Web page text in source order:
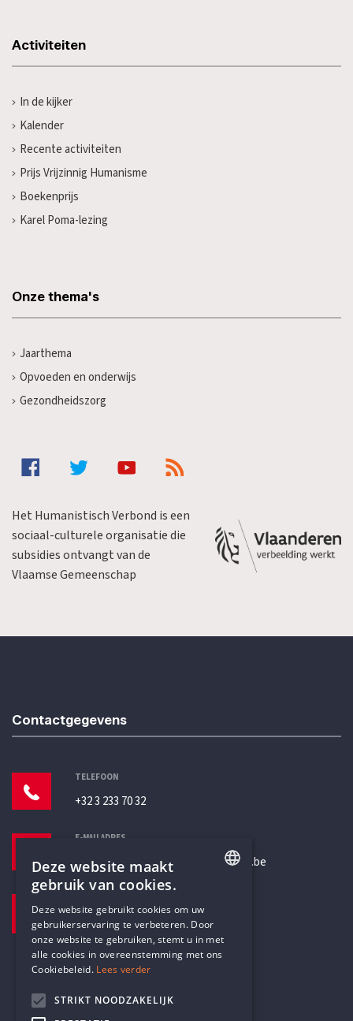
Activiteiten
In de kijker
Kalender
Recente activiteiten
Prijs Vrijzinnig Humanisme
Boekenprijs
Karel Poma-lezing
Onze thema's
Jaarthema
Opvoeden en onderwijs
Gezondheidszorg
Het Humanistisch Verbond is een
sociaal-culturele organisatie die
subsidies ontvangt van de
Vlaamse Gemeenschap
Contactgegevens
TELEFOON
+32 3 233 70 32
E-MAILADRES
secretariaat@humanistischverbond.be
Pottenbrug 4
Antwerpen, 2000
DUTCH
Deze website maakt
gebruik van cookies.
Deze website gebruikt cookies om uw
gebruikerservaring te verbeteren. Door
onze website te gebruiken, stemt u in met
alle cookies in overeenstemming met ons
Cookiebeleid. Lees verder
STRIKT NOODZAKELIJK